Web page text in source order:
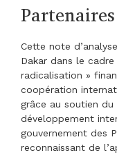
Cette note
Dakar dans le
radicalisation »
coopération
grâce au soutien du
développement
gouvernement des
reconnaissant de